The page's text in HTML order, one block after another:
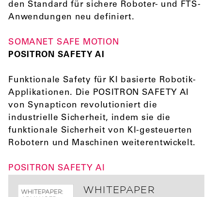
den Standard für sichere Roboter- und FTS-
Anwendungen neu definiert.
SOMANET SAFE MOTION
POSITRON SAFETY AI
Funktionale Safety für KI basierte Robotik-
Applikationen. Die POSITRON SAFETY AI
von Synapticon revolutioniert die
industrielle Sicherheit, indem sie die
funktionale Sicherheit von KI-gesteuerten
Robotern und Maschinen weiterentwickelt.
POSITRON SAFETY AI
WHITEPAPER